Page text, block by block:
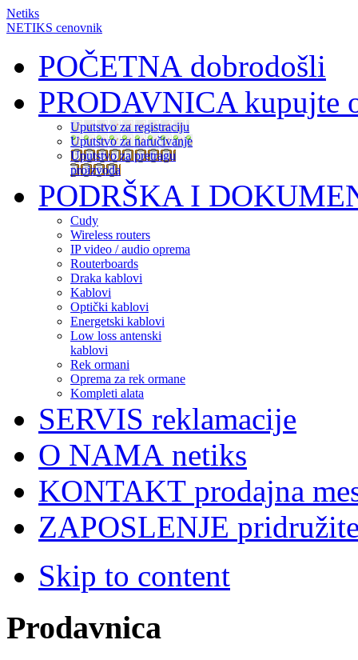
Netiks
NETIKS cenovnik
POČETNA dobrodošli
PRODAVNICAkupujte
Uputstvo za registraciju
Uputstvo za naručivanje
Uputstvo za pretragu
proizvoda
PODRŠKA I
Cudy
Wireless routers
IP video / audio oprema
Routerboards
Draka kablovi
Kablovi
Optički kablovi
Energetski kablovi
Low loss antenski
kablovi
Rek ormani
Oprema za rek ormane
Kompleti alata
SERVIS reklamacije
O NAMA netiks
KONTAKT prodajna
ZAPOSLENJE
Skip to content
Prodavnica